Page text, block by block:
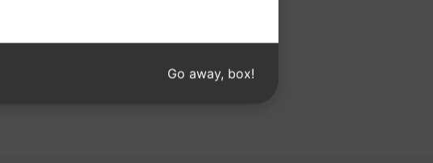
Go away, box!